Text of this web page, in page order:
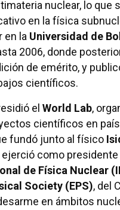
nuclear, lo que
en la física
en la Universidad de
2006, donde
de emérito, y
científicos.
el World Lab,
científicos en
fundó junto al físico
ejerció como presidente
de Física Nuclear
Society (EPS), del
en ámbitos